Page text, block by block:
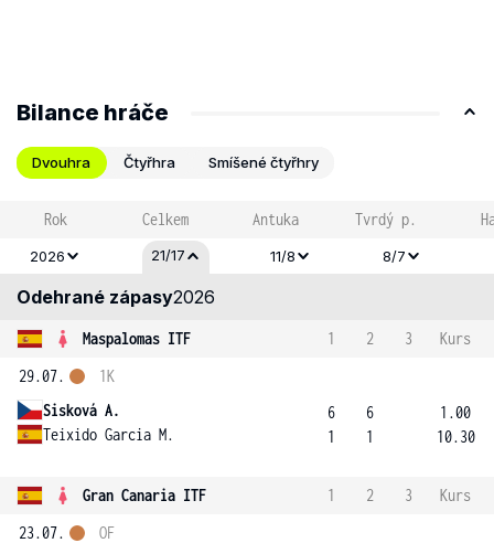
Bilance hráče
Dvouhra Čtyřhra Smíšené čtyřhry
Rok Celkem Antuka Tvrdý p.
2026 21/17 11/8 8/7
Odehrané zápasy2026
Maspalomas ITF 1 2 3
Kurs
29.07.
Sisková A.
Teixido Garcia M.
1K
6
1
6
1
1.00
10.30
Gran Canaria ITF 1 2 3
Kurs
23.07.
OF